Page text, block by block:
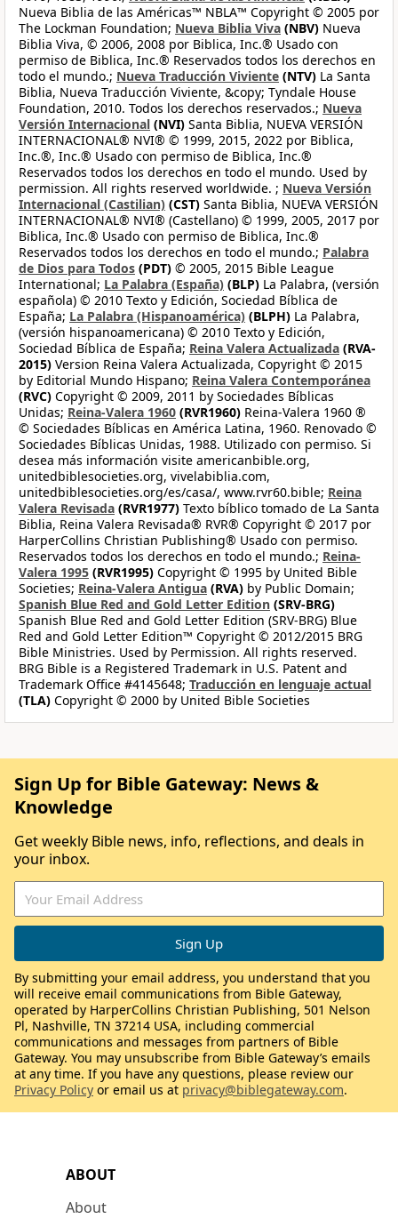
Nueva Biblia de las Américas™ NBLA™ Copyright © 2005 por
The Lockman Foundation; Nueva Biblia Viva (NBV) Nueva
Biblia Viva, © 2006, 2008 por Biblica, Inc.® Usado con
permiso de Biblica, Inc.® Reservados todos los derechos en
todo el mundo.; Nueva Traducción Viviente (NTV) La Santa
Biblia, Nueva Traducción Viviente, &copy; Tyndale House
Foundation, 2010. Todos los derechos reservados.; Nueva
Versión Internacional (NVI) Santa Biblia, NUEVA VERSIÓN
INTERNACIONAL® NVI® © 1999, 2015, 2022 por Biblica,
Inc.®, Inc.® Usado con permiso de Biblica, Inc.®
Reservados todos los derechos en todo el mundo. Used by
permission. All rights reserved worldwide. ; Nueva Versión
Internacional (Castilian) (CST) Santa Biblia, NUEVA VERSIÓN
INTERNACIONAL® NVI® (Castellano) © 1999, 2005, 2017 por
Biblica, Inc.® Usado con permiso de Biblica, Inc.®
Reservados todos los derechos en todo el mundo.; Palabra
de Dios para Todos (PDT) © 2005, 2015 Bible League
International; La Palabra (España) (BLP) La Palabra, (versión
española) © 2010 Texto y Edición, Sociedad Bíblica de
España; La Palabra (Hispanoamérica) (BLPH) La Palabra,
(versión hispanoamericana) © 2010 Texto y Edición,
Sociedad Bíblica de España; Reina Valera Actualizada (RVA-
2015) Version Reina Valera Actualizada, Copyright © 2015
by Editorial Mundo Hispano; Reina Valera Contemporánea
(RVC) Copyright © 2009, 2011 by Sociedades Bíblicas
Unidas; Reina-Valera 1960 (RVR1960) Reina-Valera 1960 ®
© Sociedades Bíblicas en América Latina, 1960. Renovado ©
Sociedades Bíblicas Unidas, 1988. Utilizado con permiso. Si
desea más información visite americanbible.org,
unitedbiblesocieties.org, vivelabiblia.com,
unitedbiblesocieties.org/es/casa/, www.rvr60.bible; Reina
Valera Revisada (RVR1977) Texto bíblico tomado de La Santa
Biblia, Reina Valera Revisada® RVR® Copyright © 2017 por
HarperCollins Christian Publishing® Usado con permiso.
Reservados todos los derechos en todo el mundo.; Reina-
Valera 1995 (RVR1995) Copyright © 1995 by United Bible
Societies; Reina-Valera Antigua (RVA) by Public Domain;
Spanish Blue Red and Gold Letter Edition (SRV-BRG)
Spanish Blue Red and Gold Letter Edition (SRV-BRG) Blue
Red and Gold Letter Edition™ Copyright © 2012/2015 BRG
Bible Ministries. Used by Permission. All rights reserved.
BRG Bible is a Registered Trademark in U.S. Patent and
Trademark Office #4145648; Traducción en lenguaje actual
(TLA) Copyright © 2000 by United Bible Societies
ABOUT
About
Sign Up for Bible Gateway: News &
Knowledge
Get weekly Bible news, info, reflections, and deals in
your inbox.
By submitting your email address, you understand that you
will receive email communications from Bible Gateway,
operated by HarperCollins Christian Publishing, 501 Nelson
Pl, Nashville, TN 37214 USA, including commercial
communications and messages from partners of Bible
Gateway. You may unsubscribe from Bible Gateway’s emails
at any time. If you have any questions, please review our
Privacy Policy or email us at privacy@biblegateway.com.